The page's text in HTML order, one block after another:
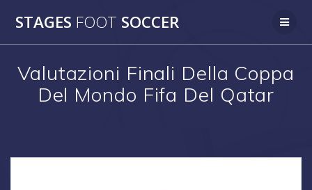
to
STAGES FOOT SOCCER
Valutazioni Finali Della Coppa
Del Mondo Fifa Del Qatar